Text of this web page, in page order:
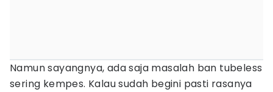
Namun sayangnya, ada saja masalah ban tubeless
sering kempes. Kalau sudah begini pasti rasanya